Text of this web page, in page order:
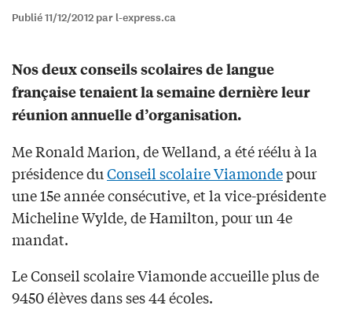
Publié 11/12/2012 par l-express.ca
Nos deux conseils scolaires de langue
française tenaient la semaine dernière leur
réunion annuelle d’organisation.
Me Ronald Marion, de Welland, a été réélu à la
présidence duConseil scolaire Viamondepour
une 15e année consécutive, et la vice-présidente
Micheline Wylde, de Hamilton, pour un 4e
mandat.
Le Conseil scolaire Viamonde accueille plus de
9450 élèves dans ses 44 écoles.